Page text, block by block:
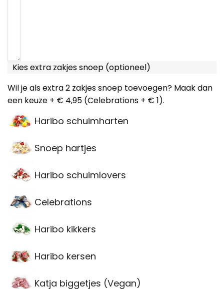
Kies extra zakjes snoep (optioneel)
Wil je als extra 2 zakjes snoep toevoegen? Maak dan
een keuze + € 4,95 (Celebrations + € 1).
Haribo schuimharten
Snoep hartjes
Haribo schuimlovers
Celebrations
Haribo kikkers
Haribo kersen
Katja biggetjes (Vegan)